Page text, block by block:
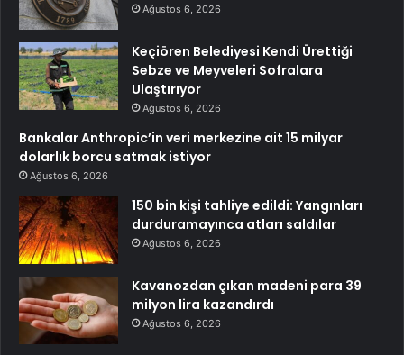
Ağustos 6, 2026
Keçiören Belediyesi Kendi Ürettiği
Sebze ve Meyveleri Sofralara
Ulaştırıyor
Ağustos 6, 2026
Bankalar Anthropic’in veri merkezine ait 15 milyar
dolarlık borcu satmak istiyor
Ağustos 6, 2026
150 bin kişi tahliye edildi: Yangınları
durduramayınca atları saldılar
Ağustos 6, 2026
Kavanozdan çıkan madeni para 39
milyon lira kazandırdı
Ağustos 6, 2026